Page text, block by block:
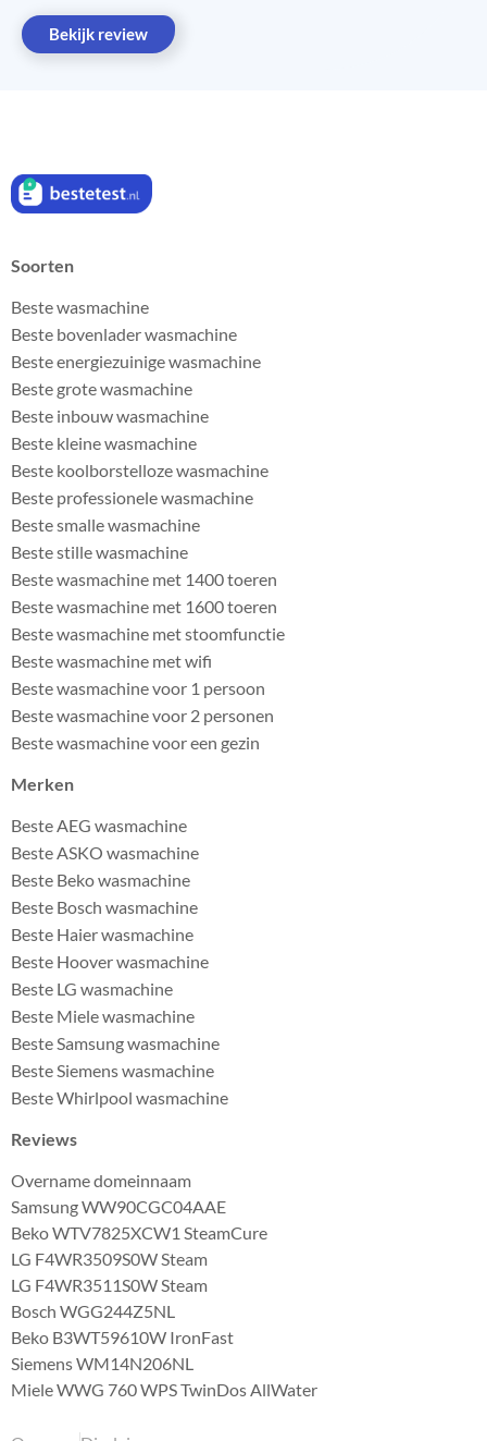
Bekijk review
Soorten
Beste wasmachine
Beste bovenlader wasmachine
Beste energiezuinige wasmachine
Beste grote wasmachine
Beste inbouw wasmachine
Beste kleine wasmachine
Beste koolborstelloze wasmachine
Beste professionele wasmachine
Beste smalle wasmachine
Beste stille wasmachine
Beste wasmachine met 1400 toeren
Beste wasmachine met 1600 toeren
Beste wasmachine met stoomfunctie
Beste wasmachine met wifi
Beste wasmachine voor 1 persoon
Beste wasmachine voor 2 personen
Beste wasmachine voor een gezin
Merken
Beste AEG wasmachine
Beste ASKO wasmachine
Beste Beko wasmachine
Beste Bosch wasmachine
Beste Haier wasmachine
Beste Hoover wasmachine
Beste LG wasmachine
Beste Miele wasmachine
Beste Samsung wasmachine
Beste Siemens wasmachine
Beste Whirlpool wasmachine
Reviews
Overname domeinnaam
Samsung WW90CGC04AAE
Beko WTV7825XCW1 SteamCure
LG F4WR3509S0W Steam
LG F4WR3511S0W Steam
Bosch WGG244Z5NL
Beko B3WT59610W IronFast
Siemens WM14N206NL
Miele WWG 760 WPS TwinDos AllWater